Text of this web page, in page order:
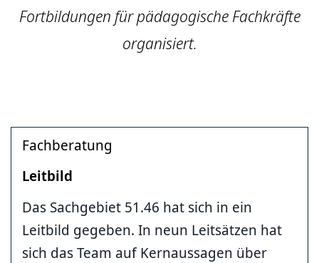
Fortbildungen für pädagogische Fachkräfte
organisiert.
Fachberatung
Leitbild
Das Sachgebiet 51.46 hat sich in ein
Leitbild gegeben. In neun Leitsätzen hat
sich das Team auf Kernaussagen über